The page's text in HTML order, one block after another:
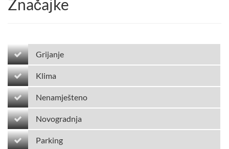
Značajke
Grijanje
Klima
Nenamješteno
Novogradnja
Parking